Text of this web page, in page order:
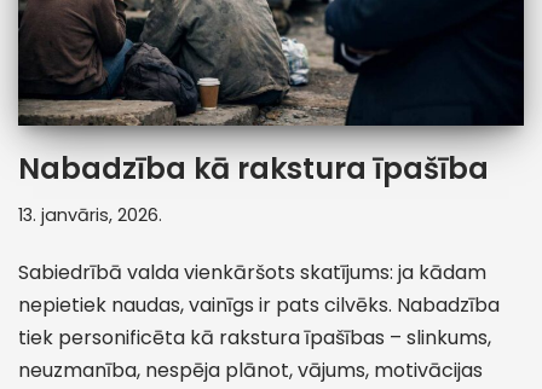
Nabadzība kā rakstura īpašība
13. janvāris, 2026.
Sabiedrībā valda vienkāršots skatījums: ja kādam
nepietiek naudas, vainīgs ir pats cilvēks. Nabadzība
tiek personificēta kā rakstura īpašības – slinkums,
neuzmanība, nespēja plānot, vājums, motivācijas